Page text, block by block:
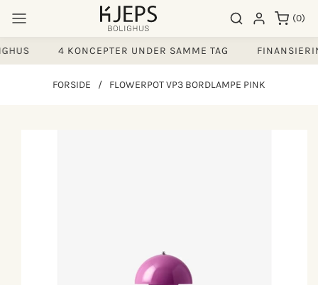
indhold
Søgeresultater
Log ind (0)
0
varer
4 KONCEPTER UNDER SAMME TAG
FORSIDE / FLOWERPOT VP3 BORDLAMPE PINK